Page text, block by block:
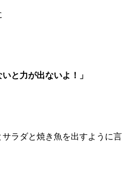
と力が出ないよ！」
ラダと焼き魚を出すように言